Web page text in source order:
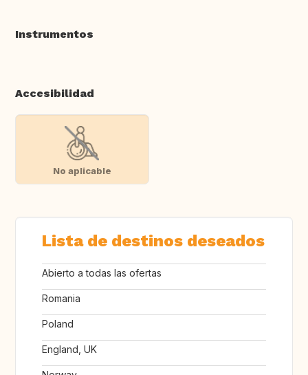
Instrumentos
Accesibilidad
No aplicable
Lista de destinos deseados
Abierto a todas las ofertas
Romania
Poland
England, UK